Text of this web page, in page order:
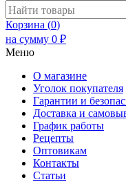
Корзина (0)
на сумму 0 ₽
Меню
О магазине
Уголок покупателя
Гарантии и
Доставка и
График работы
Рецепты
Оптовикам
Контакты
Статьи